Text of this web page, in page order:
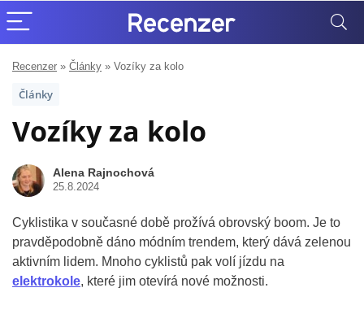
Recenzer » Články » Vozíky za kolo
Články
Vozíky za kolo
Alena Rajnochová
25.8.2024
Cyklistika v současné době prožívá obrovský boom. Je to
pravděpodobně dáno módním trendem, který dává zelenou
aktivním lidem. Mnoho cyklistů pak volí jízdu na
elektrokole, které jim otevírá nové možnosti.